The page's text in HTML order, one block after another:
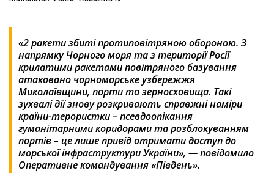
«2 ракети збиті протиповітряною обороною. З
напрямку Чорного моря та з території Росії
крилатими ракетами повітряного базування
атаковано чорноморське узбережжя
Миколаївщини, порти та зерносховища. Такі
зухвалі дії знову розкривають справжні наміри
країни-терористки – псевдоопікання
гуманітарними коридорами та розблокуванням
портів – це лише привід отримати доступ до
морської інфраструктури України», — повідомило
Оперативне командування «Південь».